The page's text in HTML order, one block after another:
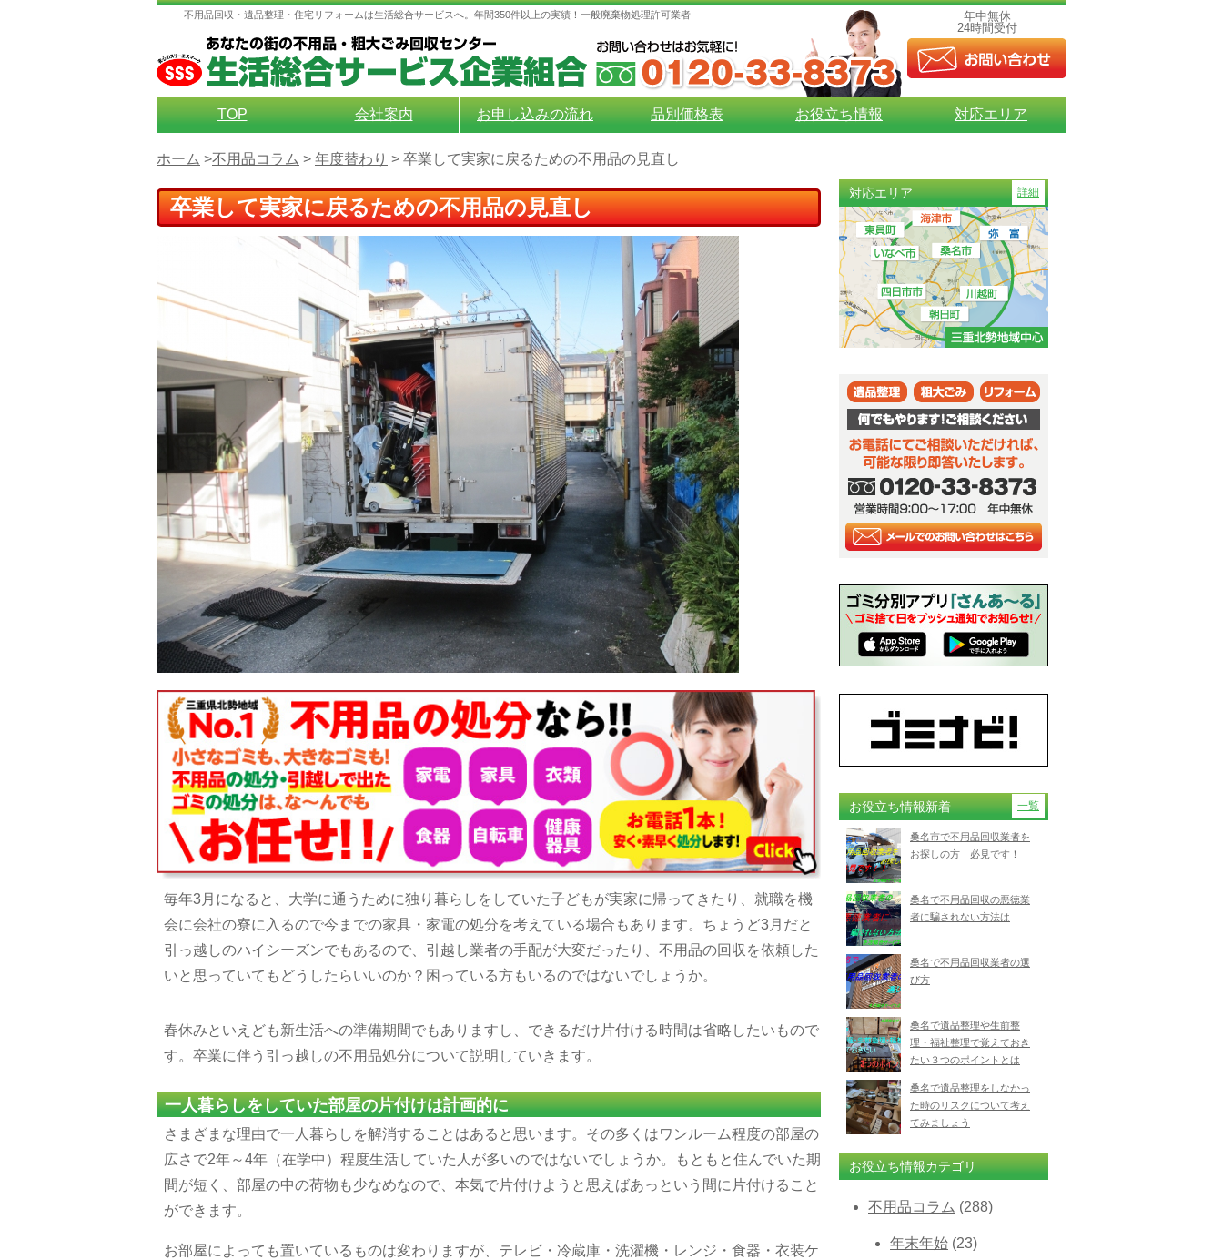
不用品回収・遺品整理・住宅リフォームは生活総合サービスへ。年間350件以上の実績！一般廃棄物処理許可業者
年中無休
24時間受付
TOP 会社案内 お申し込みの流れ 品別価格表 お役立ち情報 対応エリア
ホーム >不用品コラム > 年度替わり > 卒業して実家に戻るための不用品の見直し
卒業して実家に戻るための不用品の見直し
毎年3月になると、大学に通うために独り暮らしをしていた子どもが実家に帰ってきたり、就職を機
会に会社の寮に入るので今までの家具・家電の処分を考えている場合もあります。ちょうど3月だと
引っ越しのハイシーズンでもあるので、引越し業者の手配が大変だったり、不用品の回収を依頼した
いと思っていてもどうしたらいいのか？困っている方もいるのではないでしょうか。
春休みといえども新生活への準備期間でもありますし、できるだけ片付ける時間は省略したいもので
す。卒業に伴う引っ越しの不用品処分について説明していきます。
一人暮らしをしていた部屋の片付けは計画的に
さまざまな理由で一人暮らしを解消することはあると思います。その多くはワンルーム程度の部屋の
広さで2年～4年（在学中）程度生活していた人が多いのではないでしょうか。もともと住んでいた期
間が短く、部屋の中の荷物も少なめなので、本気で片付けようと思えばあっという間に片付けること
ができます。
お部屋によっても置いているものは変わりますが、テレビ・冷蔵庫・洗濯機・レンジ・食器・衣装ケ
対応エリア 詳細
お役立ち情報新着 一覧
桑名市で不用品回収業者を
お探しの方 必見です！
桑名で不用品回収の悪徳業
者に騙されない方法は
桑名で不用品回収業者の選
び方
桑名で遺品整理や生前整
理・福祉整理で覚えておき
たい３つのポイントとは
桑名で遺品整理をしなかっ
た時のリスクについて考え
てみましょう
お役立ち情報カテゴリ
不用品コラム (288)
年末年始 (23)